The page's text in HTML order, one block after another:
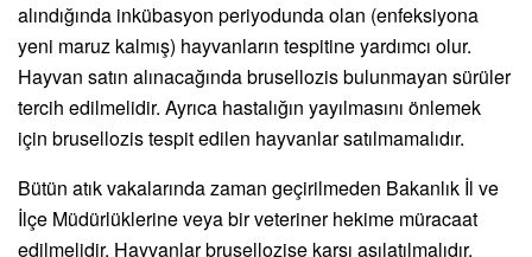
alındığında inkübasyon periyodunda olan (enfeksiyona
yeni maruz kalmış) hayvanların tespitine yardımcı olur.
Hayvan satın alınacağında brusellozis bulunmayan sürüler
tercih edilmelidir. Ayrıca hastalığın yayılmasını önlemek
için brusellozis tespit edilen hayvanlar satılmamalıdır.
Bütün atık vakalarında zaman geçirilmeden Bakanlık İl ve
İlçe Müdürlüklerine veya bir veteriner hekime müracaat
edilmelidir. Hayvanlar brusellozise karşı aşılatılmalıdır.